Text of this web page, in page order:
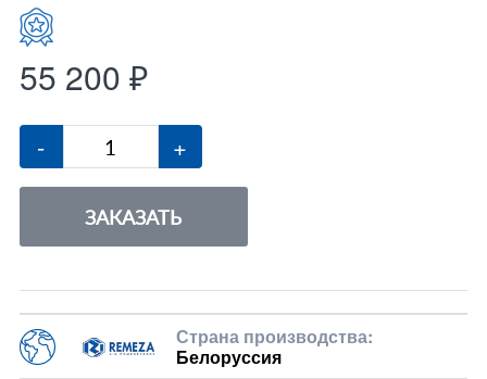
55 200 ₽
- +
ЗАКАЗАТЬ
Страна производства:
Белоруссия